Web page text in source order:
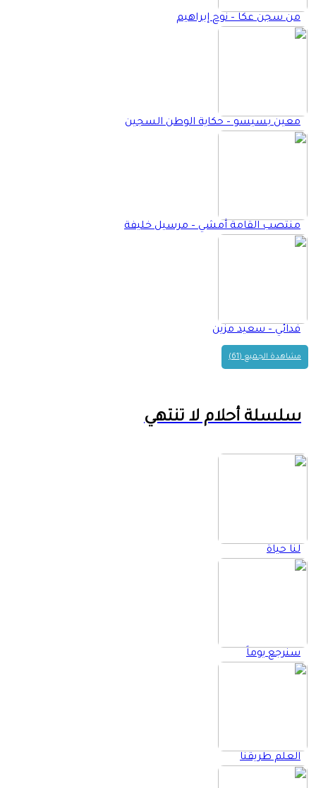
من سجن عكا – نوح إبراهيم
معين بسيسو – حكاية الوطن السجين
منتصب القامة أمشي – مرسيل خليفة
فدائي – سعيد مزين
مشاهدة الجميع (61)
سلسلة أحلام لا تنتهي
لنا حياة
سنرجع يوماً
العلم طريقنا